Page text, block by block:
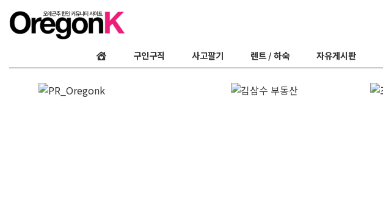
구인구직 사고팔기 렌트 / 하숙 자유게시판